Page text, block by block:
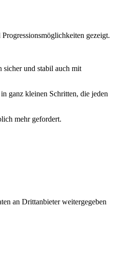
gezeigt.
sicher und stabil auch mit
ganz kleinen Schritten, die jeden
mehr gefordert.
an Drittanbieter weitergegeben